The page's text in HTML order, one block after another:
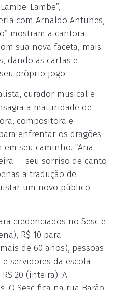
Lambe”,
com Arnaldo Antunes,
mostram a cantora
sua nova faceta, mais
dando as cartas e
próprio jogo.
curador musical e
a maturidade de
compositora e
enfrentar os dragões
em seu caminho. “Ana
-- seu sorriso de canto
a tradução de
um novo público.
credenciados no Sesc e
R$ 10 para
de 60 anos), pessoas
servidores da escola
20 (inteira). A